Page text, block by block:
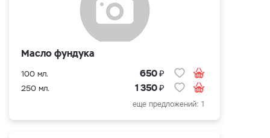
Масло фундука
100 мл. 650₽
250 мл. 1 350₽
еще предложений: 1